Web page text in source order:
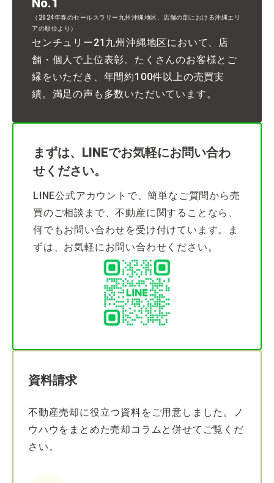
（2024年春のセールスラリー九州沖縄地区、店舗の部における沖縄エリ
アの順位より）
センチュリー21九州沖縄地区において、店
舗・個人で上位表彰。たくさんのお客様とご
縁をいただき、年間約100件以上の売買実
績。満足の声も多数いただいています。
まずは、LINEでお気軽にお問い合わ
せください。
LINE公式アカウントで、簡単なご質問から売
買のご相談まで、不動産に関することなら、
何でもお問い合わせを受け付けています。ま
ずは、お気軽にお問い合わせください。
資料請求
不動産売却に役立つ資料をご用意しました。ノ
ウハウをまとめた売却コラムと併せてご覧くだ
さい。